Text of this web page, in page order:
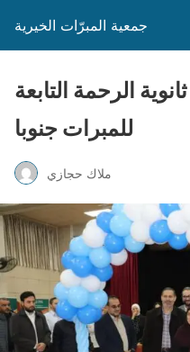
جمعية المبرّات الخيرية
الرحمة التابعة
للمبرات جنوبا
ملاك حجازي